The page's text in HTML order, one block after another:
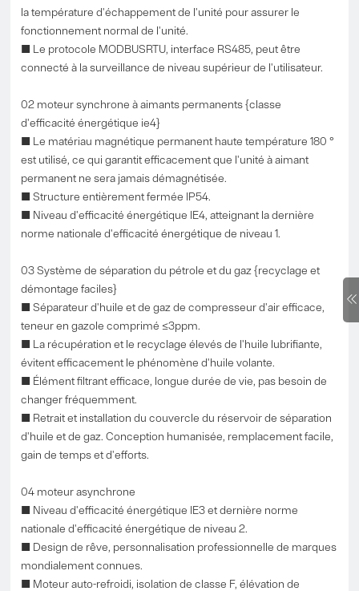
la température d'échappement de l'unité pour assurer le
fonctionnement normal de l'unité.
■ Le protocole MODBUSRTU, interface RS485, peut être
connecté à la surveillance de niveau supérieur de l'utilisateur.
02 moteur synchrone à aimants permanents {classe
d'efficacité énergétique ie4}
■ Le matériau magnétique permanent haute température 180 °
est utilisé, ce qui garantit efficacement que l'unité à aimant
permanent ne sera jamais démagnétisée.
■ Structure entièrement fermée IP54.
■ Niveau d'efficacité énergétique IE4, atteignant la dernière
norme nationale d'efficacité énergétique de niveau 1.
03 Système de séparation du pétrole et du gaz {recyclage et
démontage faciles}
■ Séparateur d'huile et de gaz de compresseur d'air efficace,
teneur en gazole comprimé ≤3ppm.
■ La récupération et le recyclage élevés de l'huile lubrifiante,
évitent efficacement le phénomène d'huile volante.
■ Élément filtrant efficace, longue durée de vie, pas besoin de
changer fréquemment.
■ Retrait et installation du couvercle du réservoir de séparation
d'huile et de gaz. Conception humanisée, remplacement facile,
gain de temps et d'efforts.
04 moteur asynchrone
■ Niveau d'efficacité énergétique IE3 et dernière norme
nationale d'efficacité énergétique de niveau 2.
■ Design de rêve, personnalisation professionnelle de marques
mondialement connues.
■ Moteur auto-refroidi, isolation de classe F, élévation de